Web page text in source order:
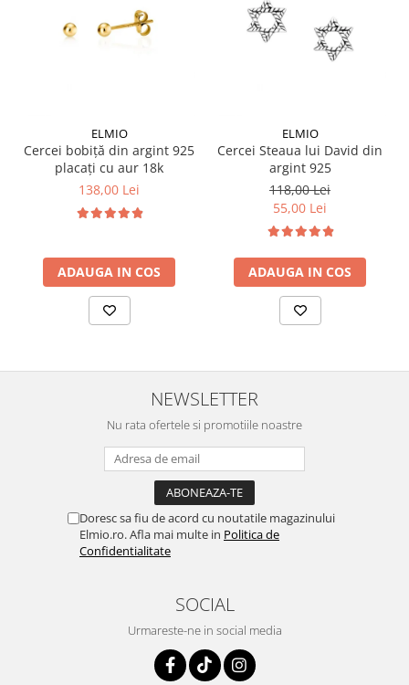
ELMIO
Cercei bobiță din argint 925
placați cu aur 18k
138,00 Lei
ADAUGA IN COS
ELMIO
Cercei Steaua lui David din
argint 925
118,00 Lei
55,00 Lei
ADAUGA IN COS
NEWSLETTER
Nu rata ofertele si promotiile noastre
Doresc sa fiu de acord cu noutatile magazinului
Elmio.ro. Afla mai multe in Politica de
Confidentialitate
SOCIAL
Urmareste-ne in social media